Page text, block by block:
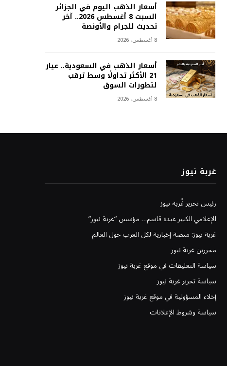
أسعار الذهب اليوم في الجزائر
السبت 8 أغسطس 2026.. آخر
تحديث للجرام والأونصة
8 أغسطس، 2026
أسعار الذهب في السعودية.. عيار
21 الأكثر تداولًا وسط ترقب
لتطورات السوق
8 أغسطس، 2026
غربة نيوز
رئيس تحرير غُربة نيوز
الإعلامي الكبير عبدة قاسم… مؤسس “غربة نيوز”
غربة نيوز: منصة إخبارية لكل العرب حول العالم
محررين غربة نيوز
سياسة التعليقات في موقع غربة نيوز
سياسة تحرير غربة نيوز
إخلاء المسؤولية في موقع غربة نيوز
سياسة وشروط الإعلانات